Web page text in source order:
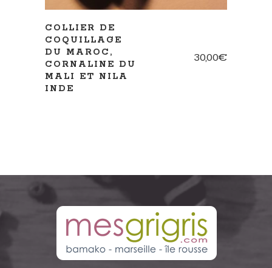
COLLIER DE
COQUILLAGE
DU MAROC,
CORNALINE DU
MALI ET NILA
INDE
30,00€